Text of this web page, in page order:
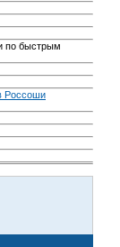
по быстрым
Россоши